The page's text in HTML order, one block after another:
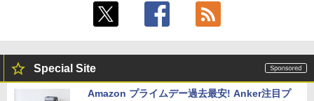
Special Site
Amazon プライムデー過去最安! Anker注目プ